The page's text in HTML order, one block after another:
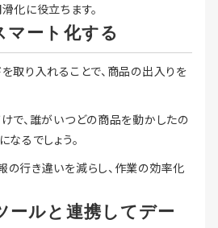
化に役立ちます。
マート化する
取り入れることで、商品の出入りを
で、誰がいつどの商品を動かしたの
なるでしょう。
の行き違いを減らし、作業の効率化
ールと連携してデー